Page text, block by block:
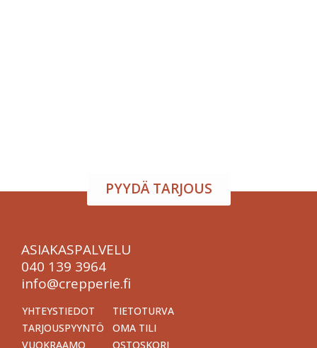
PYYDÄ TARJOUS
ASIAKASPALVELU
040 139 3964
info@crepperie.fi
YHTEYSTIEDOT
TARJOUSPYYNTÖ
VUOKRAAMO
TIETOTURVA
OMA TILI
OSTOSKORI